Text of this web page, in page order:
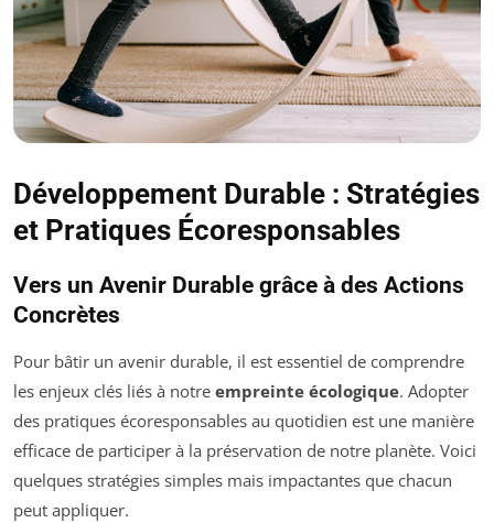
Développement Durable : Stratégies
et Pratiques Écoresponsables
Vers un Avenir Durable grâce à des Actions
Concrètes
Pour bâtir un avenir durable, il est essentiel de comprendre
les enjeux clés liés à notre empreinte écologique. Adopter
des pratiques écoresponsables au quotidien est une manière
efficace de participer à la préservation de notre planète. Voici
quelques stratégies simples mais impactantes que chacun
peut appliquer.